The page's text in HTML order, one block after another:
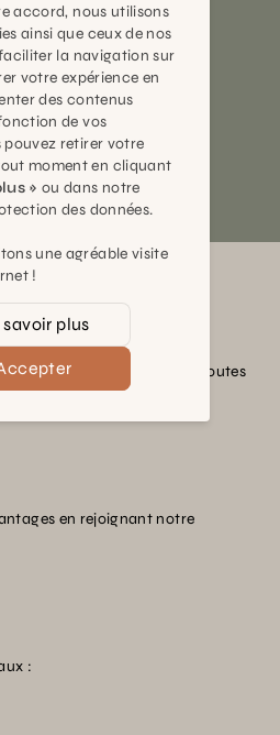
nos conseils pratiques et toutes
en rejoignant notre
:
accord, nous utilisons
ainsi que ceux de nos
la navigation sur
votre expérience en
des contenus
de vos
pouvez retirer votre
moment en cliquant
» ou dans notre
des données.
une agréable visite
!
savoir plus